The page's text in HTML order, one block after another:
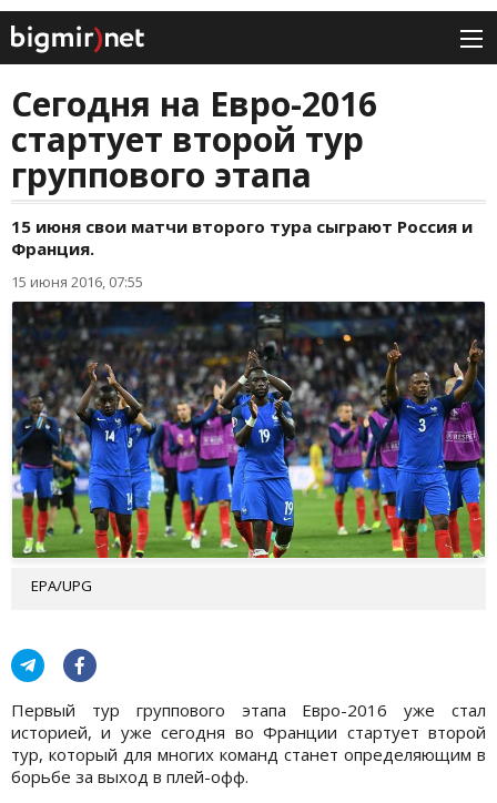
Сегодня на Евро-2016
стартует второй тур
группового этапа
15 июня свои матчи второго тура сыграют Россия и
Франция.
15 июня 2016, 07:55
EPA/UPG
Первый тур группового этапа Евро-2016 уже стал
историей, и уже сегодня во Франции стартует второй
тур, который для многих команд станет определяющим в
борьбе за выход в плей-офф.